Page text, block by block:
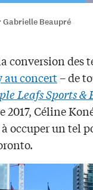
Beaupré
conversion des
au concert– de
Leafs Sports
2017, Céline
occuper un tel